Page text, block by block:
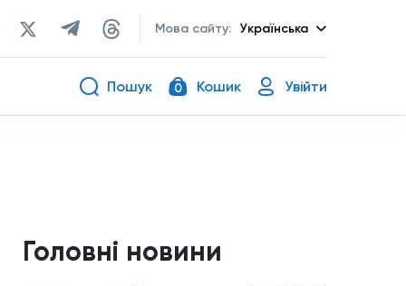
Мова сайту: Українська
Пошук 0 Кошик Увійти
Головні новини